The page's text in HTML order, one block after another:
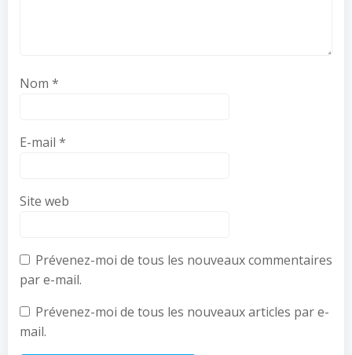
Nom *
E-mail *
Site web
Prévenez-moi de tous les nouveaux commentaires
par e-mail.
Prévenez-moi de tous les nouveaux articles par e-
mail.